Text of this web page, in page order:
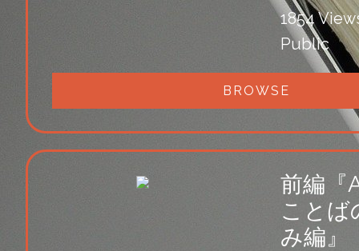
1854
Public
BROWSE
前編『
ことば
み編』